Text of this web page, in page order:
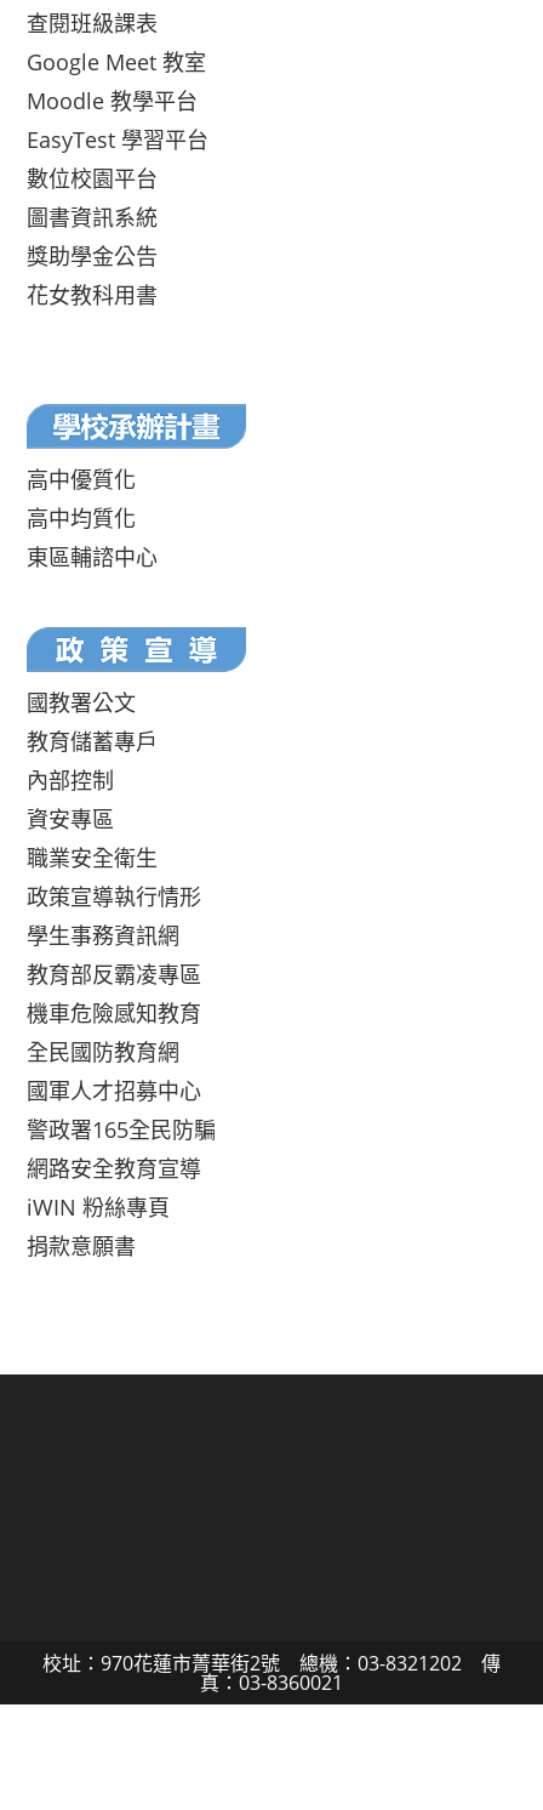
查閱班級課表
Google Meet 教室
Moodle 教學平台
EasyTest 學習平台
數位校園平台
圖書資訊系統
獎助學金公告
花女教科用書
高中優質化
高中均質化
東區輔諮中心
國教署公文
教育儲蓄專戶
內部控制
資安專區
職業安全衛生
政策宣導執行情形
學生事務資訊網
教育部反霸凌專區
機車危險感知教育
全民國防教育網
國軍人才招募中心
警政署165全民防騙
網路安全教育宣導
iWIN 粉絲專頁
捐款意願書
校址：970花蓮市菁華街2號 總機：03-8321202 傳
真：03-8360021